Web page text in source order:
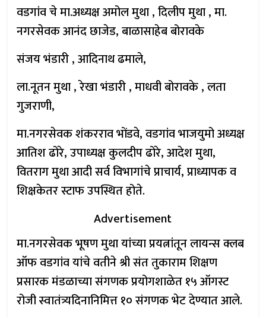
वडगांव चे मा.अध्यक्ष अमोल मुथा , दिलीप मुथा , मा.
नगरसेवक आनंद छाजेड, बाळासाहेब बोरावके
संजय भंडारी , आदिनाथ ढमाले,
ला.नूतन मुथा , रेखा भंडारी , माधवी बोरावके , लता
गुजराणी,
मा.नगरसेवक शंकरराव भोंडवे, वडगांव भाजयुमो अध्यक्ष
आतिश ढोरे, उपाध्यक्ष कुलदीप ढोरे, आदेश मुथा,
वितराग मुथा आदी सर्व विभागांचे प्राचार्य, प्राध्यापक व
शिक्षकेतर स्टाफ उपस्थित होते.
Advertisement
मा.नगरसेवक भूषण मुथा यांच्या प्रयत्नांतून लायन्स क्लब
ऑफ वडगांव यांचे वतीने श्री संत तुकाराम शिक्षण
प्रसारक मंडळाच्या संगणक प्रयोगशाळेत १५ ऑगस्ट
रोजी स्वातंत्र्यदिनानिमित्त १० संगणक भेट देण्यात आले.